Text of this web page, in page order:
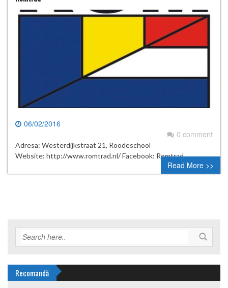
06/02/2016
0 comment
Adresa: Westerdijkstraat 21, Roodeschool
Website: http://www.romtrad.nl/ Facebook: Romtrad
Read More >>
Recomandă